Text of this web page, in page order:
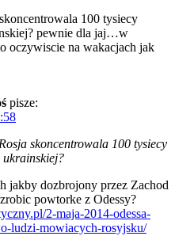
100 tysiecy
pewnie dla jaj…w
oczywiscie na wakacjach jak
pisze:
skoncentrowala 100 tysiecy
ukrainskiej?
jakby dozbrojony przez Zachod
powtorke z Odessy?
2-maja-2014-odessa-
ludzi-mowiacych-rosyjsku/